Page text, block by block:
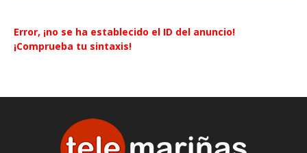
Error, ¡no se ha establecido el ID del anuncio!
¡Comprueba tu sintaxis!